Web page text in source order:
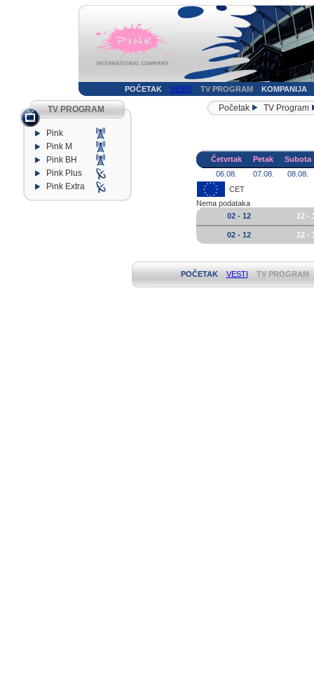
POČETAK VESTI TV PROGRAM KOMPANIJA
TV PROGRAM
Pink
Pink M
Pink BH
Pink Plus
Pink Extra
Početak TV Program
Četvrtak Petak
Subota
06.08.
07.08.
08.08.
CET
Nema podataka
02 - 12
12 -
02 - 12 12 -
POČETAK VESTI TV PROGRAM